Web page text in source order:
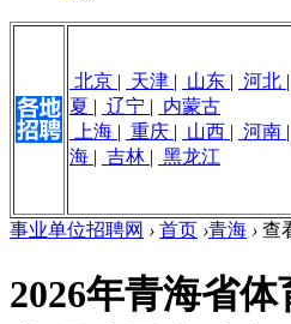
北京 | 天津 | 山东 | 河北 |
夏 | 辽宁 | 内蒙古
上海 | 重庆 | 山西 | 河南 |
海 | 吉林 | 黑龙江
事业单位招聘网 › 首页 ›青海 › 查
2026年青海省